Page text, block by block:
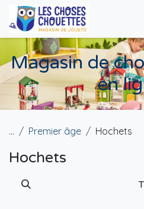
Se rendre au contenu
Magasin de
en
... Premier âge Hochets
Hochets